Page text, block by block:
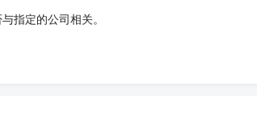
指定的公司相关。